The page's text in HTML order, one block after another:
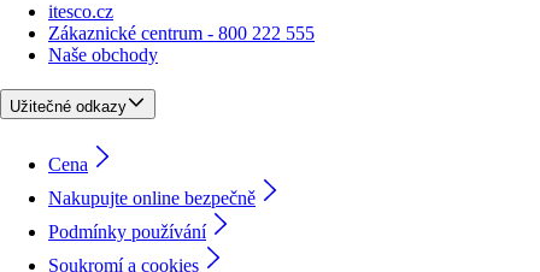
itesco.cz
Zákaznické centrum - 800 222 555
Naše obchody
Užitečné odkazy
Cena
Nakupujte online bezpečně
Podmínky používání
Soukromí a cookies